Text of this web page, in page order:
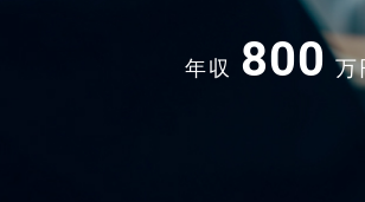
年収 800 万